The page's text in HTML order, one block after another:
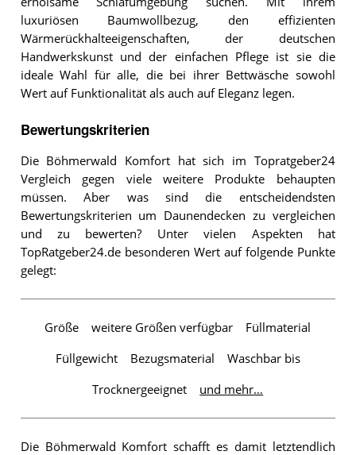
luxuriösen Baumwollbezug, den effizienten
Wärmerückhalteeigenschaften, der deutschen
Handwerkskunst und der einfachen Pflege ist sie die
ideale Wahl für alle, die bei ihrer Bettwäsche sowohl
Wert auf Funktionalität als auch auf Eleganz legen.
Bewertungskriterien
Die Böhmerwald Komfort hat sich im Topratgeber24
Vergleich gegen viele weitere Produkte behaupten
müssen. Aber was sind die entscheidendsten
Bewertungskriterien um Daunendecken zu vergleichen
und zu bewerten? Unter vielen Aspekten hat
TopRatgeber24.de besonderen Wert auf folgende Punkte
gelegt:
Größe weitere Größen verfügbar Füllmaterial
Füllgewicht Bezugsmaterial Waschbar bis
Trocknergeeignet und mehr…
Die Böhmerwald Komfort schafft es damit letztendlich